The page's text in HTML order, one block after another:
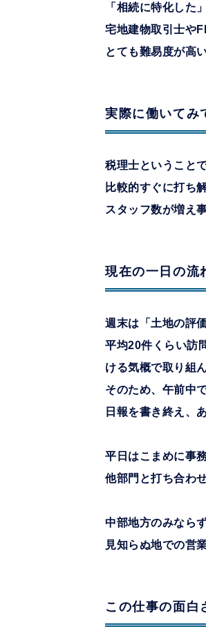
「相続に特化した
宅地建物取引士や
とても難易度が高
実際に働いてみ
税理士ということ
比較的すぐに打ち
スタッフ数が増え
現在の一日の流
週末は「土地の評
平均20件くらい訪
ける気概で取り組
そのため、午前中
日報を書き終え、
平日はこまめに事
他部門と打ち合わ
中部地方のみなら
見知らぬ地での営
この仕事の面白